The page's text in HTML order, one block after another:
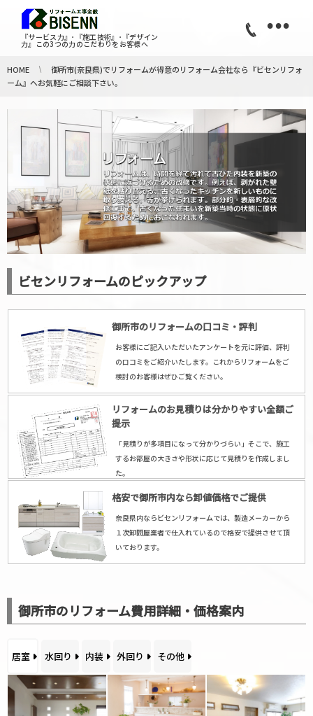
『サービス力』･『施工技術』･『デザイン
力』この3つの力のこだわりをお客様へ
•
HOME
御所市(奈良県)でリフォームが得意のリフォーム会社なら『ビセンリフォ
ーム』へお気軽にご相談下さい。
リフォーム 御所市
リフォーム会社 御所市
ビセンリフォームのピックアップ
御所市のリフォームの口コミ・評判
お客様にご記入いただいたアンケートを元に評価、評判
の口コミをご紹介いたします。これからリフォームをご
検討のお客様はぜひご覧ください。
リフォームのお見積りは分かりやすい全額ご
提示
「見積りが多項目になって分かりづらい」そこで、施工
するお部屋の大きさや形状に応じて見積りを作成しまし
た。
格安で御所市内なら卸値価格でご提供
奈良県内ならビセンリフォームでは、製造メーカーから
１次卸問屋業者で仕入れているので格安で提供させて頂
いております。
御所市のリフォーム費用詳細・価格案内
居室 水回り 内装 外回り その他